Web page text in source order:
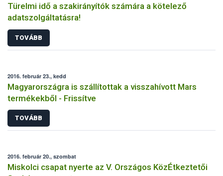
Türelmi idő a szakirányítók számára a kötelező
adatszolgáltatásra!
TOVÁBB
2016. február 23., kedd
Magyarországra is szállítottak a visszahívott Mars
termékekből - Frissítve
TOVÁBB
2016. február 20., szombat
Miskolci csapat nyerte az V. Országos KözÉtkeztetői